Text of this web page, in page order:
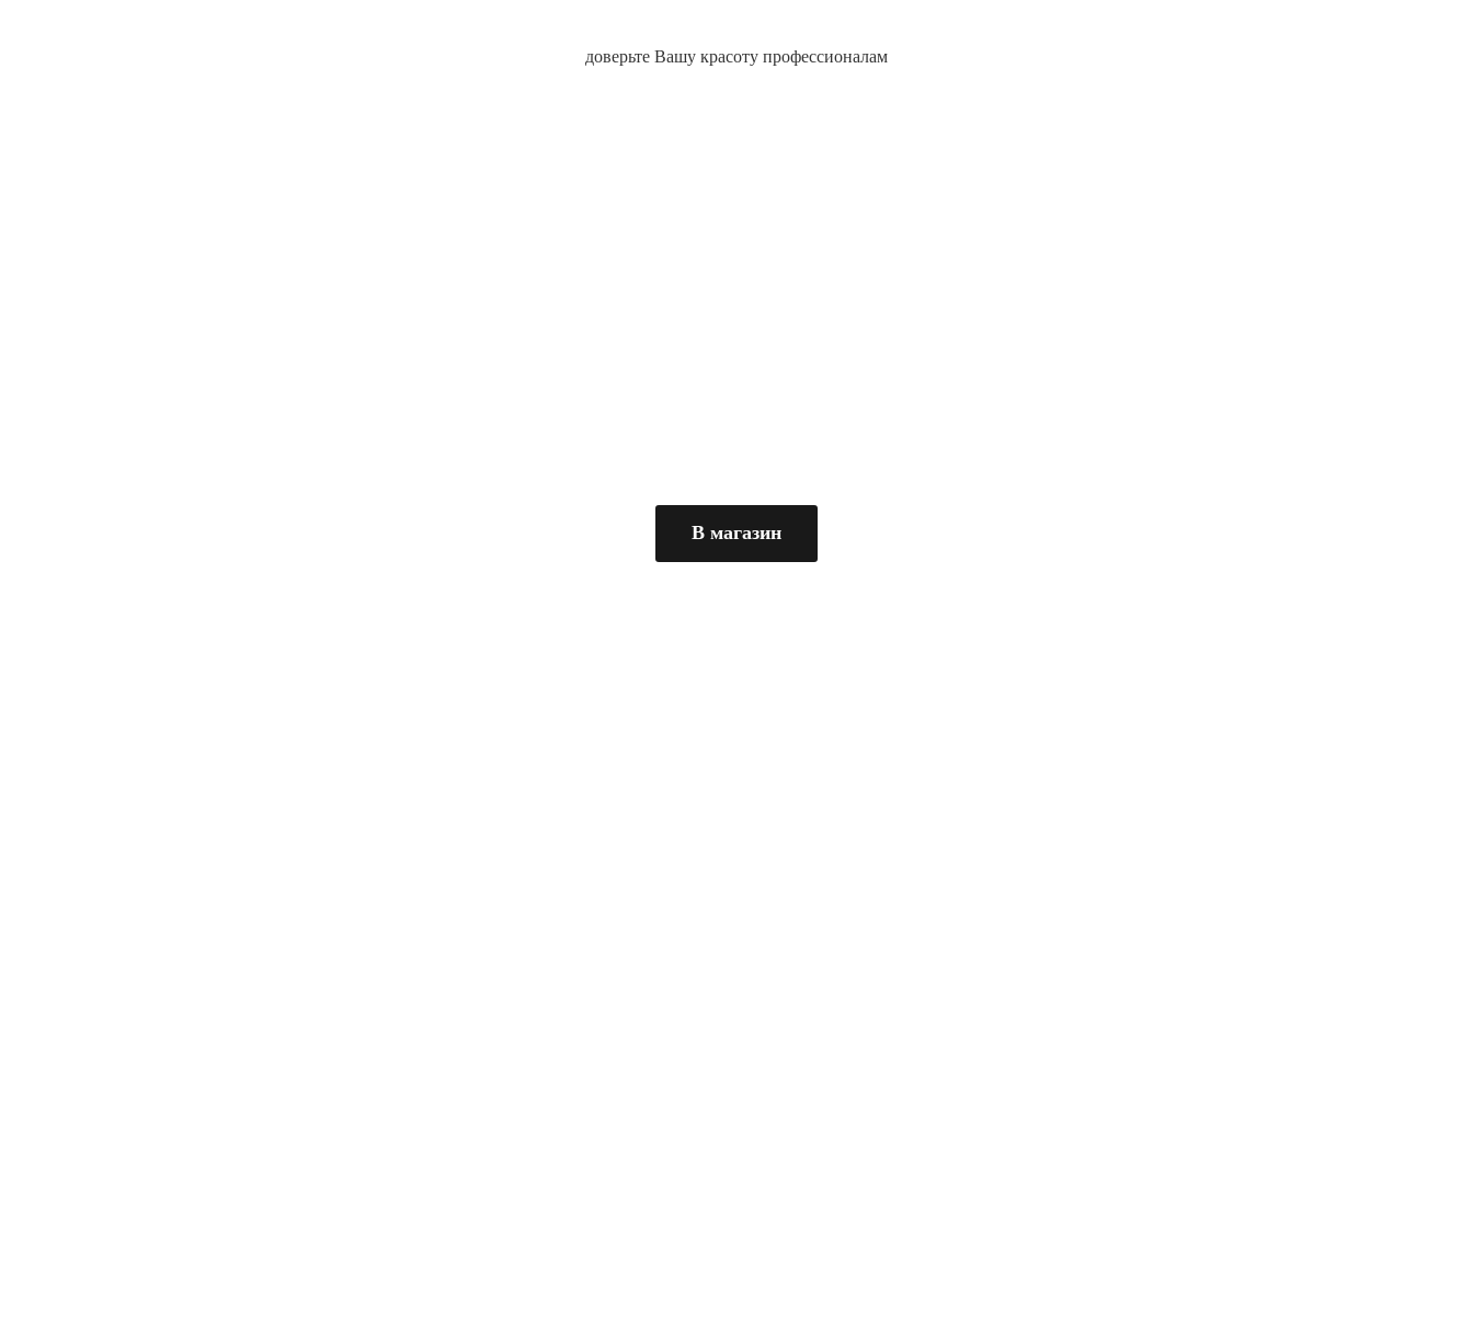
доверьте Вашу красоту профессионалам
В магазин